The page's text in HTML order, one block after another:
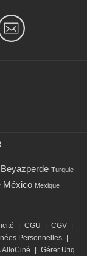
Beyazperde Turquie
México Mexique
CGU CGV
Personnelles
AlloCiné Gérer Utiq